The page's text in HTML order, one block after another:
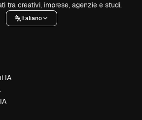
tra creativi, imprese, agenzie e studi.
Italiano
IA